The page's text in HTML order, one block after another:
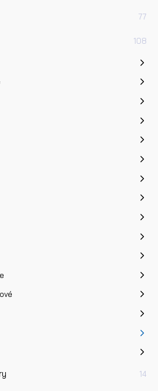
77
108
14
a jsem srozuměn/a se
Zásadami
údajů.